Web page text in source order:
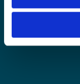
Krise-